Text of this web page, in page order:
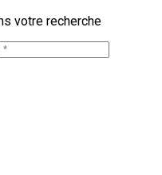
votre recherche